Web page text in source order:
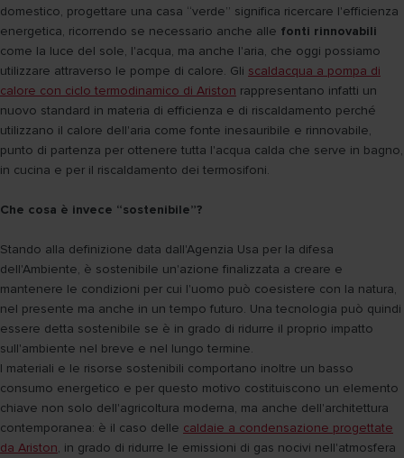
domestico, progettare una casa “verde” significa ricercare l'efficienza
energetica, ricorrendo se necessario anche alle fonti rinnovabili
come la luce del sole, l'acqua, ma anche l'aria, che oggi possiamo
utilizzare attraverso le pompe di calore. Gli scaldacqua a pompa di
calore con ciclo termodinamico di Ariston rappresentano infatti un
nuovo standard in materia di efficienza e di riscaldamento perché
utilizzano il calore dell'aria come fonte inesauribile e rinnovabile,
punto di partenza per ottenere tutta l'acqua calda che serve in bagno,
in cucina e per il riscaldamento dei termosifoni.
Che cosa è invece “sostenibile”?
Stando alla definizione data dall'Agenzia Usa per la difesa
dell'Ambiente, è sostenibile un'azione finalizzata a creare e
mantenere le condizioni per cui l'uomo può coesistere con la natura,
nel presente ma anche in un tempo futuro. Una tecnologia può quindi
essere detta sostenibile se è in grado di ridurre il proprio impatto
sull'ambiente nel breve e nel lungo termine.
I materiali e le risorse sostenibili comportano inoltre un basso
consumo energetico e per questo motivo costituiscono un elemento
chiave non solo dell'agricoltura moderna, ma anche dell'architettura
contemporanea: è il caso delle caldaie a condensazione progettate
da Ariston, in grado di ridurre le emissioni di gas nocivi nell'atmosfera